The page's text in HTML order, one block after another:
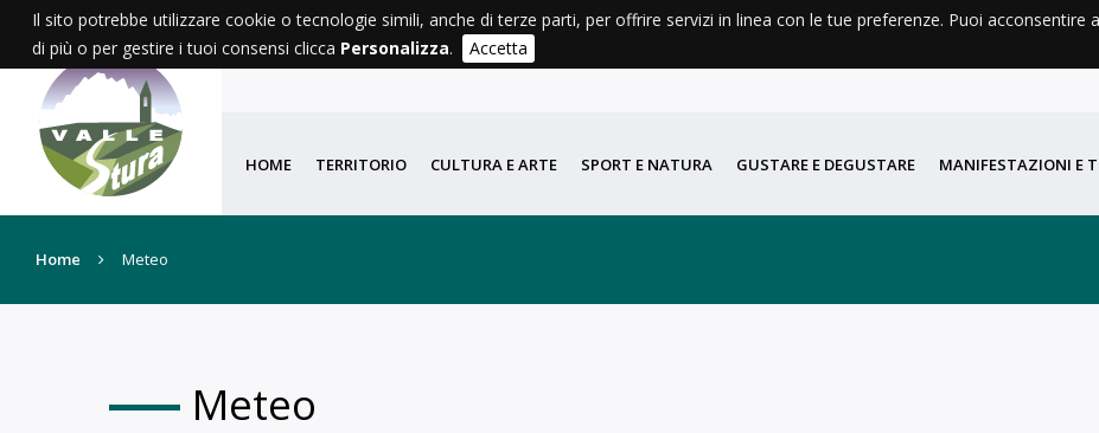
HOME TERRITORIO CULTURA E ARTE SPORT E NATURA GUSTARE E DEGUSTARE
MANIFESTAZIONI E
Home Meteo
Meteo
Il sito potrebbe utilizzare cookie o tecnologie simili, anche di terze parti, per offrire servizi in linea con le tue preferenze. Puoi acconsentire
di più o per gestire i tuoi consensi clicca Personalizza. Accetta